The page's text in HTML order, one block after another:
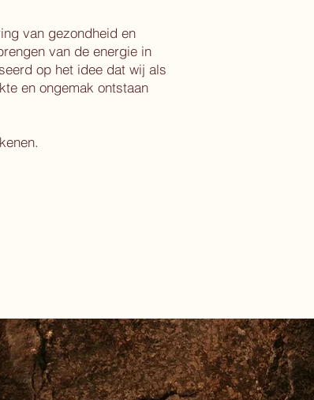
van gezondheid en
van de energie in
op het idee dat wij als
en ongemak ontstaan